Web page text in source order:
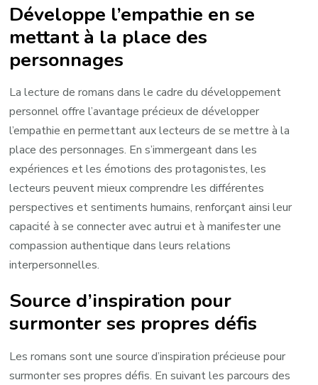
Développe l’empathie en se
mettant à la place des
personnages
La lecture de romans dans le cadre du développement
personnel offre l’avantage précieux de développer
l’empathie en permettant aux lecteurs de se mettre à la
place des personnages. En s’immergeant dans les
expériences et les émotions des protagonistes, les
lecteurs peuvent mieux comprendre les différentes
perspectives et sentiments humains, renforçant ainsi leur
capacité à se connecter avec autrui et à manifester une
compassion authentique dans leurs relations
interpersonnelles.
Source d’inspiration pour
surmonter ses propres défis
Les romans sont une source d’inspiration précieuse pour
surmonter ses propres défis. En suivant les parcours des